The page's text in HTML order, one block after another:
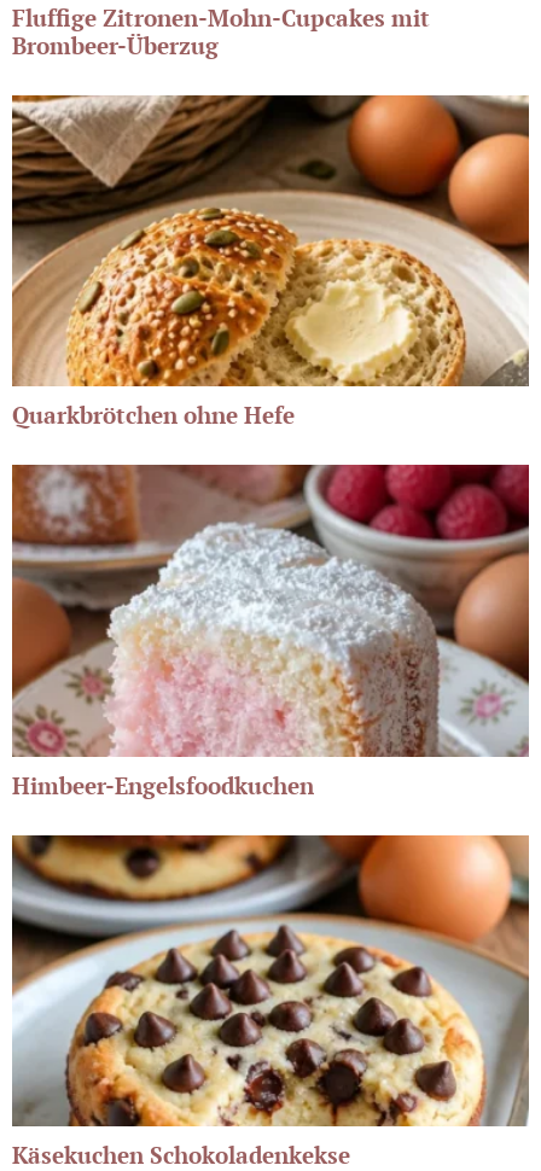
Fluffige Zitronen-Mohn-Cupcakes mit
Brombeer-Überzug
Quarkbrötchen ohne Hefe
Himbeer-Engelsfoodkuchen
Käsekuchen Schokoladenkekse